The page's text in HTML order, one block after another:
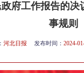
府工作报告的
事规则
河北日报 发布时间： 2024-